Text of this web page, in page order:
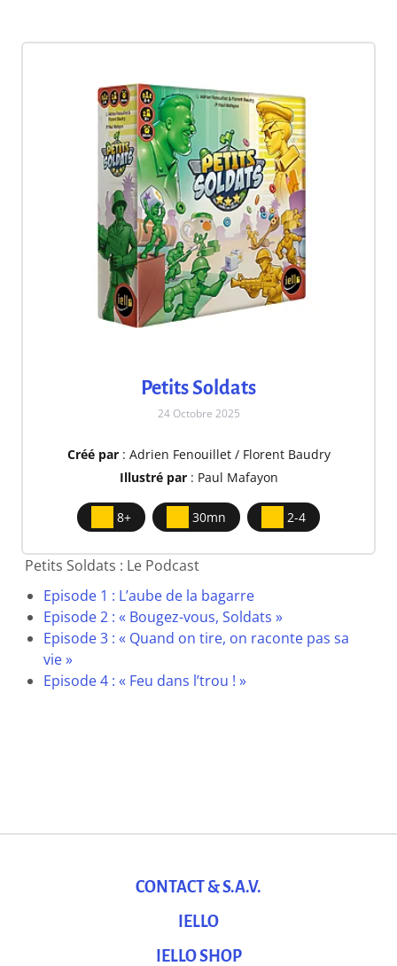
Petits Soldats
24 Octobre 2025
Créé par: Adrien Fenouillet / Florent Baudry
Illustré par: Paul Mafayon
8+ 30mn 2-4
Petits Soldats : Le Podcast
Episode 1 : L’aube de la bagarre
Episode 2 : « Bougez-vous, Soldats »
Episode 3 : « Quand on tire, on raconte pas sa
vie »
Episode 4 : « Feu dans l’trou ! »
CONTACT & S.A.V.
IELLO
IELLO SHOP